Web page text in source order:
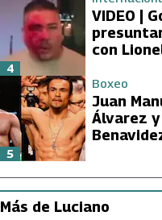
VIDEO |
con
4
Boxeo
Juan
Álvarez y
5
Más de Luciano